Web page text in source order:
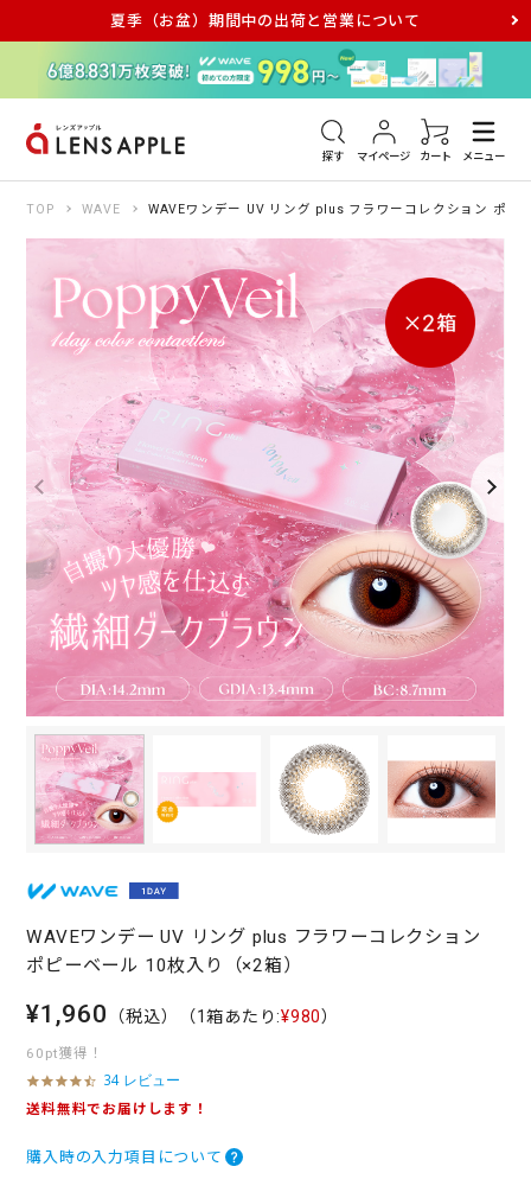
夏季（お盆）期間中の出荷と営業について
探す マイページ カート メニュー
アキュビュー メダリスト メガネ
TOP WAVE WAVEワンデー UV リング plus フラワーコレクション ポピ
WAVEワンデー UV リング plus フラワーコレクション
ポピーベール 10枚入り（×2箱）
¥1,960 （税込） （1箱あたり:¥980）
60pt獲得！
4
.
t
34 レビュー
送料無料でお届けします！
購入時の入力項目について